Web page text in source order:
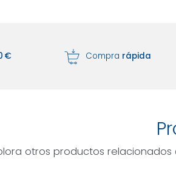
€ Compra rápida
otros productos